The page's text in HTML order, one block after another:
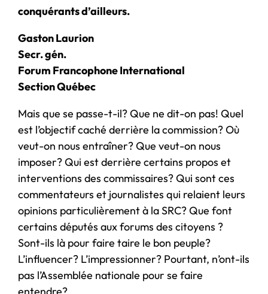
conquérants d’ailleurs.
Gaston Laurion
Secr. gén.
Forum Francophone International
Section Québec
Mais que se passe-t-il? Que ne dit-on pas! Quel
est l’objectif caché derrière la commission? Où
veut-on nous entraîner? Que veut-on nous
imposer? Qui est derrière certains propos et
interventions des commissaires? Qui sont ces
commentateurs et journalistes qui relaient leurs
opinions particulièrement à la SRC? Que font
certains députés aux forums des citoyens ?
Sont-ils là pour faire taire le bon peuple?
L’influencer? L’impressionner? Pourtant, n’ont-ils
pas l’Assemblée nationale pour se faire
entendre?